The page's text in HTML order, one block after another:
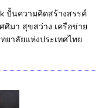
ปั้นความคิดสร้างสรรค์
มา สุขสว่าง เครือข่าย
ยาลัยแห่งประเทศไทย